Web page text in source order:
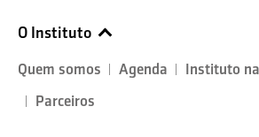
O Instituto
Quem somos Agenda Instituto
Parceiros